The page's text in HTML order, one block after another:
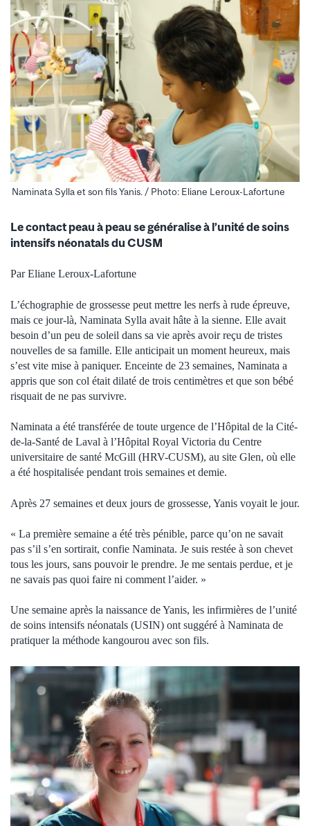
Naminata Sylla et son fils Yanis. / Photo: Eliane Leroux-Lafortune
Le contact peau à peau se généralise à l’unité de soins
intensifs néonatals du CUSM
Par Eliane Leroux-Lafortune
L’échographie de grossesse peut mettre les nerfs à rude épreuve,
mais ce jour-là, Naminata Sylla avait hâte à la sienne. Elle avait
besoin d’un peu de soleil dans sa vie après avoir reçu de tristes
nouvelles de sa famille. Elle anticipait un moment heureux, mais
s’est vite mise à paniquer. Enceinte de 23 semaines, Naminata a
appris que son col était dilaté de trois centimètres et que son bébé
risquait de ne pas survivre.
Naminata a été transférée de toute urgence de l’Hôpital de la Cité-
de-la-Santé de Laval à l’Hôpital Royal Victoria du Centre
universitaire de santé McGill (HRV-CUSM), au site Glen, où elle
a été hospitalisée pendant trois semaines et demie.
Après 27 semaines et deux jours de grossesse, Yanis voyait le jour.
« La première semaine a été très pénible, parce qu’on ne savait
pas s’il s’en sortirait, confie Naminata. Je suis restée à son chevet
tous les jours, sans pouvoir le prendre. Je me sentais perdue, et je
ne savais pas quoi faire ni comment l’aider. »
Une semaine après la naissance de Yanis, les infirmières de l’unité
de soins intensifs néonatals (USIN) ont suggéré à Naminata de
pratiquer la méthode kangourou avec son fils.